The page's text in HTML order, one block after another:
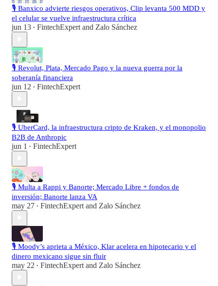
🎙️ Banxico advierte riesgos operativos, Clip levanta 500 MDD y
el celular se vuelve infraestructura crítica
jun 13 • FintechExpert and Zalo Sánchez
🎙️ Revolut, Plata, Mercado Pago y la nueva guerra por la
soberanía financiera
jun 12 • FintechExpert
🎙️ UberCard, la infraestructura cripto de Kraken, y el monopolio
B2B de Anthropic
jun 1 • FintechExpert
🎙️ Multa a Rappi y Banorte; Mercado Libre + fondos de
inversión; Banorte lanza VA
may 27 • FintechExpert and Zalo Sánchez
🎙️ Moody’s aprieta a México, Klar acelera en hipotecario y el
dinero mexicano sigue sin fluir
may 22 • FintechExpert and Zalo Sánchez